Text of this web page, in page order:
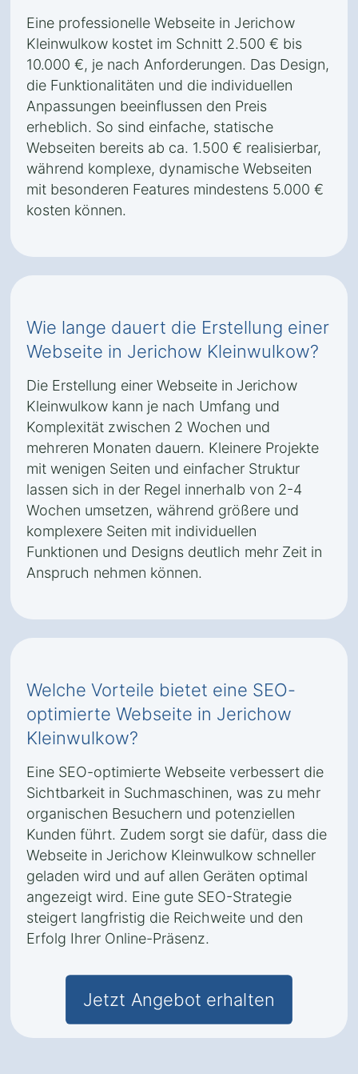
Eine professionelle Webseite in Jerichow
Kleinwulkow kostet im Schnitt 2.500 € bis
10.000 €, je nach Anforderungen. Das Design,
die Funktionalitäten und die individuellen
Anpassungen beeinflussen den Preis
erheblich. So sind einfache, statische
Webseiten bereits ab ca. 1.500 € realisierbar,
während komplexe, dynamische Webseiten
mit besonderen Features mindestens 5.000 €
kosten können.
Wie lange dauert die Erstellung einer
Webseite in Jerichow Kleinwulkow?
Die Erstellung einer Webseite in Jerichow
Kleinwulkow kann je nach Umfang und
Komplexität zwischen 2 Wochen und
mehreren Monaten dauern. Kleinere Projekte
mit wenigen Seiten und einfacher Struktur
lassen sich in der Regel innerhalb von 2-4
Wochen umsetzen, während größere und
komplexere Seiten mit individuellen
Funktionen und Designs deutlich mehr Zeit in
Anspruch nehmen können.
Welche Vorteile bietet eine SEO-
optimierte Webseite in Jerichow
Kleinwulkow?
Eine SEO-optimierte Webseite verbessert die
Sichtbarkeit in Suchmaschinen, was zu mehr
organischen Besuchern und potenziellen
Kunden führt. Zudem sorgt sie dafür, dass die
Webseite in Jerichow Kleinwulkow schneller
geladen wird und auf allen Geräten optimal
angezeigt wird. Eine gute SEO-Strategie
steigert langfristig die Reichweite und den
Erfolg Ihrer Online-Präsenz.
Jetzt Angebot erhalten